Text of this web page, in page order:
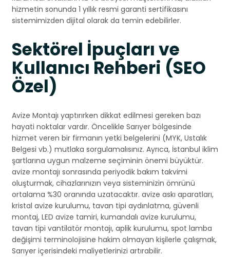
hizmetin sonunda 1 yıllık resmi garanti sertifikasını
sistemimizden dijital olarak da temin edebilirler.
Sektörel İpuçları ve
Kullanıcı Rehberi (SEO
Özel)
Avize Montajı yaptırırken dikkat edilmesi gereken bazı
hayati noktalar vardır. Öncelikle Sarıyer bölgesinde
hizmet veren bir firmanın yetki belgelerini (MYK, Ustalık
Belgesi vb.) mutlaka sorgulamalısınız. Ayrıca, İstanbul iklim
şartlarına uygun malzeme seçiminin önemi büyüktür.
avize montajı sonrasında periyodik bakım takvimi
oluşturmak, cihazlarınızın veya sisteminizin ömrünü
ortalama %30 oranında uzatacaktır. avize askı aparatları,
kristal avize kurulumu, tavan tipi aydınlatma, güvenli
montaj, LED avize tamiri, kumandalı avize kurulumu,
tavan tipi vantilatör montajı, aplik kurulumu, spot lamba
değişimi terminolojisine hakim olmayan kişilerle çalışmak,
Sarıyer içerisindeki maliyetlerinizi artırabilir.